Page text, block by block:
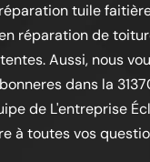
tuile
réparation de
Aussi, nous
dans la
de L'entreprise
à toutes vos